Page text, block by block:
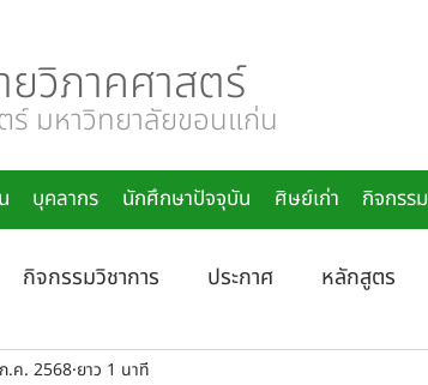
ยวิภาคศาสตร์
มหาวิทยาลัยขอนแก่น
บุคลากร นักศึกษาปัจจุบัน ศิษย์เก่า กิจกรรม
กิจกรรมวิชาการ ประกาศ หลักสูตร
.ค. 2568 ยาว 1 นาที